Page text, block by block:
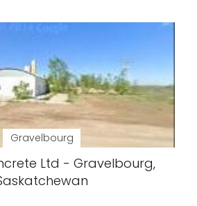
Gravelbourg
Ltd - Gravelbourg,